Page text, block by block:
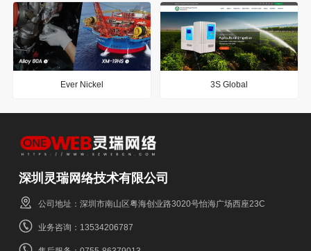
Ever Nickel 3S Global
深圳灵瑞网络技术有限公司
公司地址：深圳市南山区粤海创业路3020号怡海广场西座23C
业务咨询：13534206787